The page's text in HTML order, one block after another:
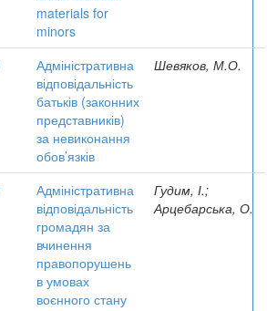
materials for
minors
Адміністративна
відповідальність
батьків (законних
представників)
за невиконання
обов’язків
Шевяков, М.О.
Адміністративна
відповідальність
громадян за
вчинення
правопорушень
в умовах
воєнного стану
Гудим, І.;
Арцебарська, О.